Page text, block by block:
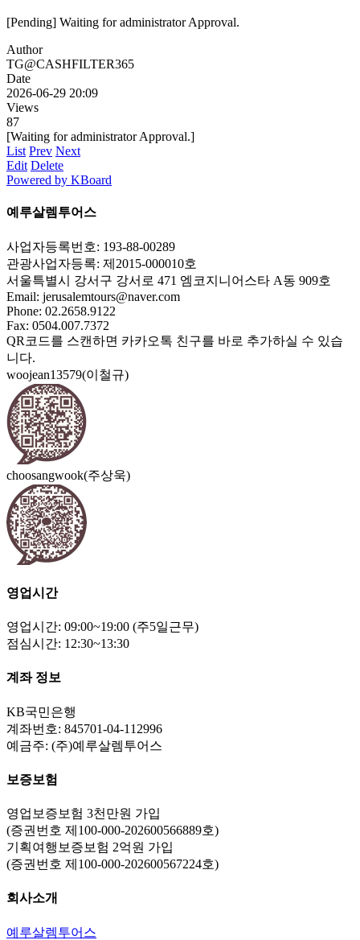
[Pending] Waiting for administrator Approval.
Author
TG@CASHFILTER365
Date
2026-06-29 20:09
Views
87
[Waiting for administrator Approval.]
List Prev Next
Edit Delete
Powered by KBoard
예루살렘투어스
사업자등록번호: 193-88-00289
관광사업자등록: 제2015-000010호
서울특별시 강서구 강서로 471 엠코지니어스타 A동 909호
Email: jerusalemtours@naver.com
Phone: 02.2658.9122
Fax: 0504.007.7372
QR코드를 스캔하면 카카오톡 친구를 바로 추가하실 수 있습
니다.
woojean13579(이철규)
choosangwook(주상욱)
영업시간
영업시간: 09:00~19:00 (주5일근무)
점심시간: 12:30~13:30
계좌 정보
KB국민은행
계좌번호: 845701-04-112996
예금주: (주)예루살렘투어스
보증보험
영업보증보험 3천만원 가입
(증권번호 제100-000-202600566889호)
기획여행보증보험 2억원 가입
(증권번호 제100-000-202600567224호)
회사소개
예루살렘투어스